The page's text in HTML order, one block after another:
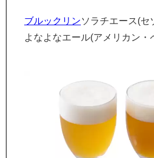
ブルックリンソラチエース(セ
よなよなエール(アメリカン・